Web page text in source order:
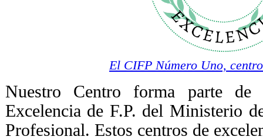
El CIFP Número Uno,
Nuestro Centro forma parte
Excelencia de F.P. del Ministerio
Profesional. Estos centros de